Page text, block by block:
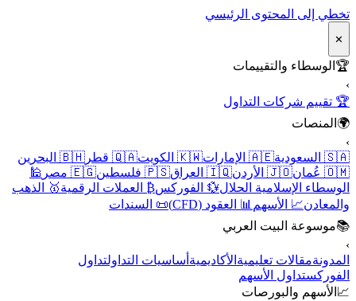
تخطي إلى المحتوى الرئيسي
✕
🏆الوسطاء والتقييمات
🏆 تقييم شركات التداول
🌍المنصات
🇸🇦 السعودية
🇦🇪 الإمارات 🇰🇼 الكويت 🇶🇦 قطر
🇧🇭 البحرين
🇴🇲 عُمان
🇯🇴 الأردن 🇮🇶 العراق 🇵🇸 فلسطين 🇪🇬 مصر
🕌
الوسطاء الإسلامية الحلال 💱 الفوركس ₿ العملات الرقمية🥇 الذهب
والمعادن📈 الأسهم📊 العقود (CFD)
📜 السندات
📚موسوعة البيت العربي
المدونةمقالات تعليميةالأكاديميةأساسيات التداولتداول
الفوركستداول الأسهم
📈الأسهم والبورصات